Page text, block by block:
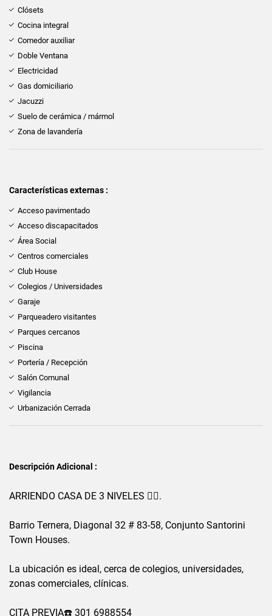
Clósets
Cocina integral
Comedor auxiliar
Doble Ventana
Electricidad
Gas domiciliario
Jacuzzi
Suelo de cerámica / mármol
Zona de lavandería
Características externas :
Acceso pavimentado
Acceso discapacitados
Área Social
Centros comerciales
Club House
Colegios / Universidades
Garaje
Parqueadero visitantes
Parques cercanos
Piscina
Portería / Recepción
Salón Comunal
Vigilancia
Urbanización Cerrada
Descripción Adicional :
ARRIENDO CASA DE 3 NIVELES 🙋‍♀️.
Barrio Ternera, Diagonal 32 # 83-58, Conjunto Santorini
Town Houses.
La ubicación es ideal, cerca de colegios, universidades,
zonas comerciales, clínicas.
CITA PREVIA☎️ 301 6988554